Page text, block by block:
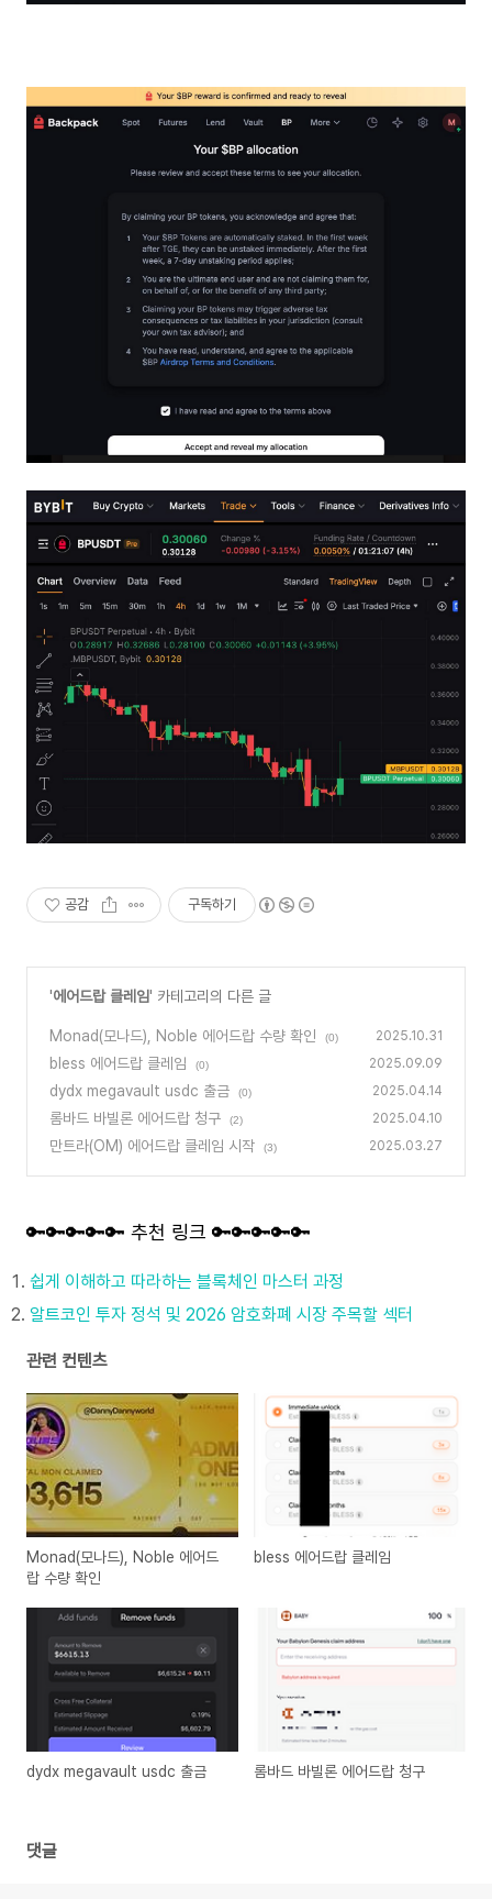
공감 구독하기
'에어드랍 클레임' 카테고리의 다른 글
Monad(모나드), Noble 에어드랍 수량 확인 (0) 2025.10.31
bless 에어드랍 클레임 (0) 2025.09.09
dydx megavault usdc 출금 (0) 2025.04.14
롬바드 바빌론 에어드랍 청구 (2) 2025.04.10
만트라(OM) 에어드랍 클레임 시작 (3) 2025.03.27
🔑🔑🔑🔑🔑 추천 링크 🔑🔑🔑🔑🔑
쉽게 이해하고 따라하는 블록체인 마스터 과정
알트코인 투자 정석 및 2026 암호화폐 시장 주목할 섹터
관련 컨텐츠
Monad(모나드), Noble 에어드
랍 수량 확인
bless 에어드랍 클레임
dydx megavault usdc 출금 롬바드 바빌론 에어드랍 청구
댓글